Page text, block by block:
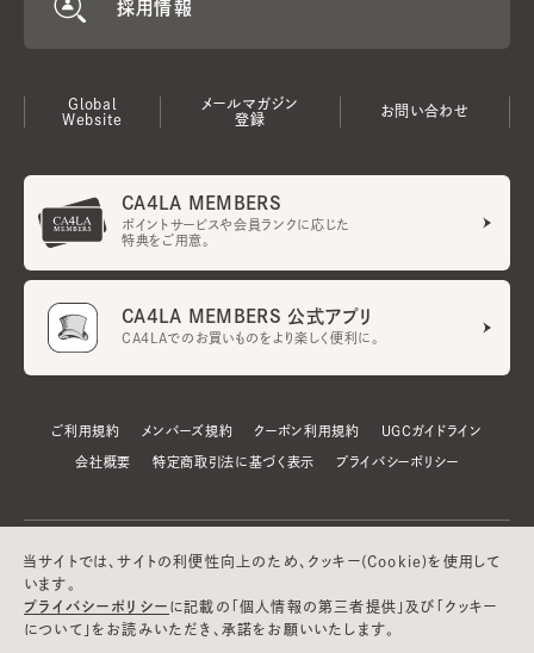
採用情報
Global
Website
メールマガジン
登録
お問い合わせ
CA4LA MEMBERS
ポイントサービスや会員ランクに応じた
特典をご用意。
CA4LA MEMBERS 公式アプリ
CA4LAでのお買いものをより楽しく便利に。
ご利用規約 メンバーズ規約 クーポン利用規約 UGCガイドライン
会社概要 特定商取引法に基づく表示 プライバシーポリシー
当サイトでは、サイトの利便性向上のため、クッキー(Cookie)を使用して
います。
プライバシーポリシー に記載の「個人情報の第三者提供」及び「クッキー
について」をお読みいただき、承諾をお願いいたします。